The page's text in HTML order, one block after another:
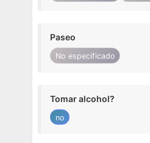
Paseo
No especificado
Tomar alcohol?
no